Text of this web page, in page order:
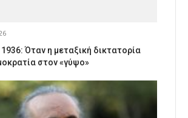
Όταν η μεταξική δικτατορία
στον «γύψο»